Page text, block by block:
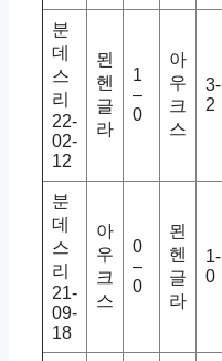
분
데
스
리
22-
02-
12
묀
헨
글
라
1
–
0
아
우
크
스
3-
2
분
데
스
리
21-
09-
18
아
우
크
스
0
–
0
묀
헨
글
라
1-
0